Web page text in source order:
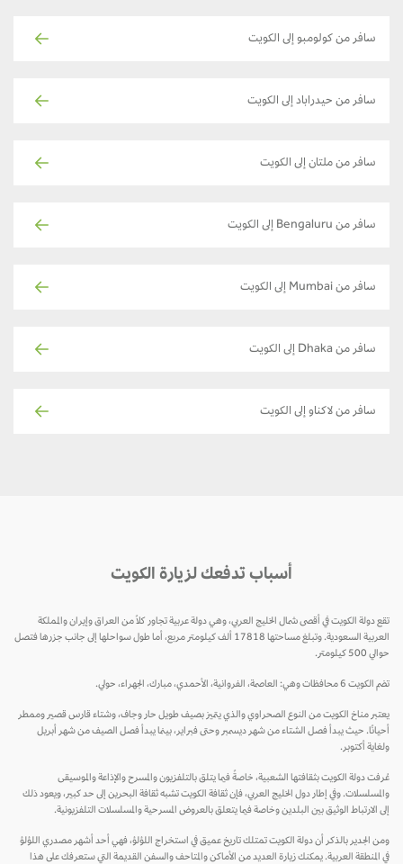
سافر من كولومبو إلى الكويت
سافر من حيدراباد إلى الكويت
سافر من ملتان إلى الكويت
سافر من Bengaluru إلى الكويت
سافر من Mumbai إلى الكويت
سافر من Dhaka إلى الكويت
سافر من لاكناو إلى الكويت
أسباب تدفعك لزيارة الكويت
تقع دولة الكويت في أقصى شمال الخليج العربي، وهي دولة عربية تجاور كلاً من العراق وإيران والمملكة
العربية السعودية. وتبلغ مساحتها 17818 ألف كيلومتر مربع، أما طول سواحلها إلى جانب جزرها فتصل
حوالي 500 كيلومتر.
تضم الكويت 6 محافظات وهي: العاصمة، الفروانية، الأحمدي، مبارك، الجهراء، حولي.
يعتبر مناخ الكويت من النوع الصحراوي والذي يتميز بصيف طويل حار وجاف، وشتاء قارس قصير وممطر
أحيانًا. حيث يبدأ فصل الشتاء من شهر ديسمبر وحتى فبراير، بينما يبدأ فصل الصيف من شهر أبريل
ولغاية أكتوبر.
عُرفت دولة الكويت بثقافتها الشعبية، خاصةً فيما يتلق بالتلفزيون والمسرح والإذاعة والموسيقى
والمسلسلات. وفي إطار دول الخليج العربي، فإن ثقافة الكويت تشبه ثقافة البحرين إلى حد كبير، ويعود ذلك
إلى الارتباط الوثيق بين البلدين وخاصة فيما يتعلق بالعروض المسرحية والمسلسلات التلفزيونية.
ومن الجدير بالذكر أن دولة الكويت تمتلك تاريخ عميق في استخراج اللؤلؤ، فهي أحد أشهر مصدري اللؤلؤ
في المنطقة العربية. يمكنك زيارة العديد من الأماكن والمتاحف والسفن القديمة التي ستعرفك على هذا